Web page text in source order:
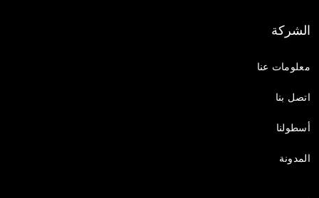
الشركة
معلومات عنا
اتصل بنا
أسطولنا
المدونة